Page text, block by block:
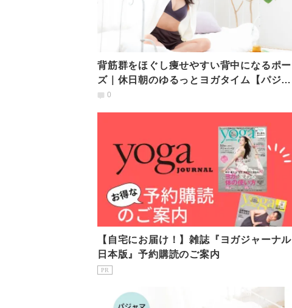
背筋群をほぐし痩せやすい背中になるポー
ズ｜休日朝のゆるっとヨガタイム【パジャ
マde YOGA】
0
【自宅にお届け！】雑誌『ヨガジャーナル
日本版』予約購読のご案内
PR